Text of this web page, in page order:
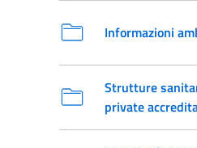
Informazioni
Strutture
private